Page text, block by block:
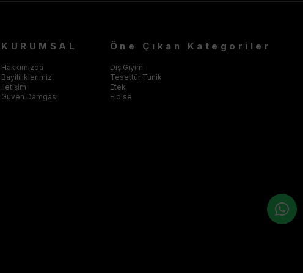
KURUMSAL
Hakkımızda
Bayililiklerimiz
İletişim
Güven Damgası
Öne Çıkan Kategoriler
Dış Giyim
Tesettür Tunik
Etek
Elbise